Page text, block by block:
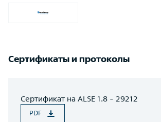
Сертификаты и протоколы
Сертификат на ALSE 1.8 - 29212
PDF